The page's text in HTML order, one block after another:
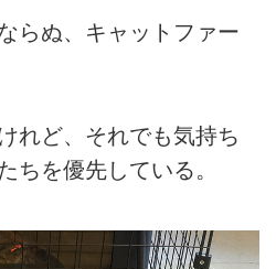
らぬ、キャットファー
れど、それでも気持ち
ちを優先している。